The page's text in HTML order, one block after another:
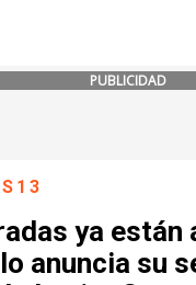
PUBLICIDAD
ya están
anuncia su